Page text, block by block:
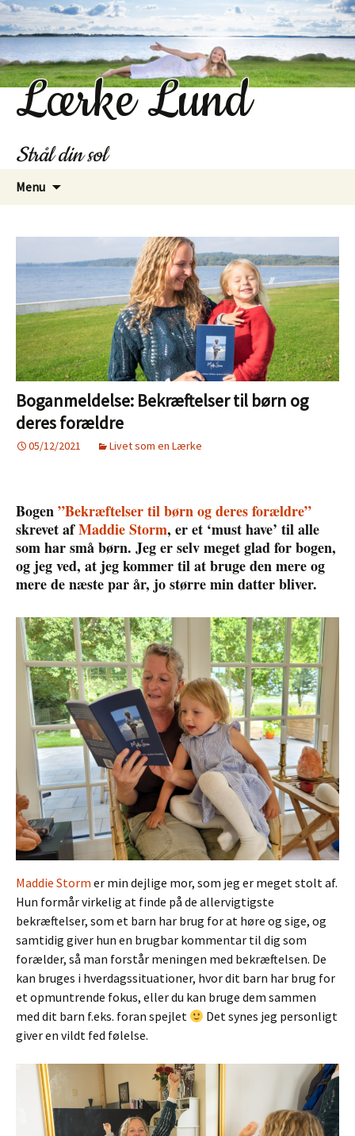
Lærke Lund
Strål din sol
Menu
Boganmeldelse: Bekræftelser til børn og
deres forældre
05/12/2021 Livet som en Lærke
Bogen”Bekræftelser til børn og deres forældre”
skrevet afMaddie Storm, er et ‘must have’ til alle
som har små børn. Jeg er selv meget glad for bogen,
og jeg ved, at jeg kommer til at bruge den mere og
mere de næste par år, jo større min datter bliver.
Maddie Storm er min dejlige mor, som jeg er meget stolt af.
Hun formår virkelig at finde på de allervigtigste
bekræftelser, som et barn har brug for at høre og sige, og
samtidig giver hun en brugbar kommentar til dig som
forælder, så man forstår meningen med bekræftelsen. De
kan bruges i hverdagssituationer, hvor dit barn har brug for
et opmuntrende fokus, eller du kan bruge dem sammen
med dit barn f.eks. foran spejlet
Det synes jeg personligt
giver en vildt fed følelse.